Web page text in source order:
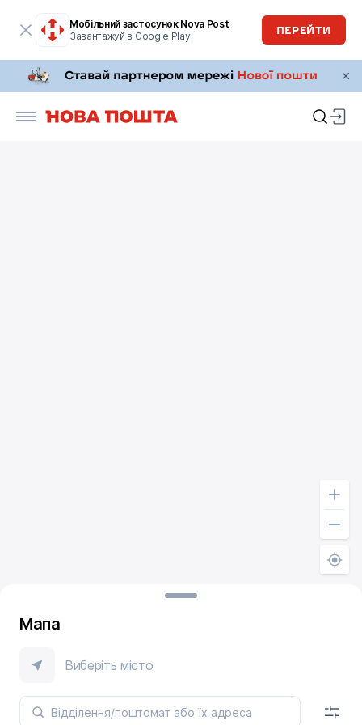
Мобільний застосунок Nova Post
Завантажуй в Google Play
ПЕРЕЙТИ
Мапа
Виберіть місто